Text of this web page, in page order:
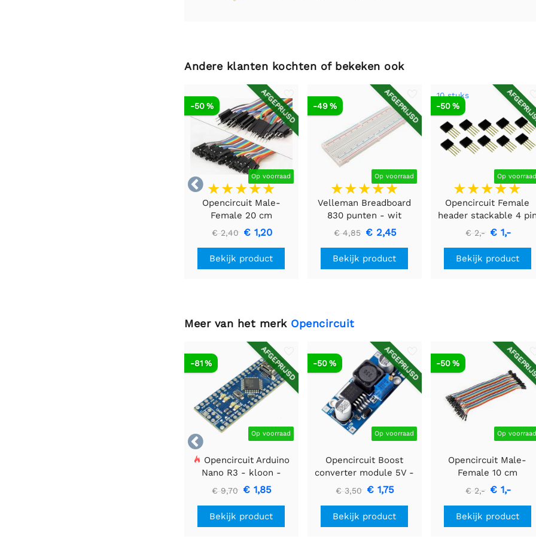
Andere klanten kochten of bekeken ook

AFGEPRIJSD
Op voorraad
-50 %
Opencircuit Male-
Female 20 cm
bandkabel 40 stuks
€ 2,40 € 1,20
Bekijk product
AFGEPRIJSD
Op voorraad
-49 %
Velleman Breadboard
830 punten - wit
€ 4,85 € 2,45
Bekijk product
10 stuks
Op
-50 %
Opencircuit Female
header stackable 4
- 10 stuks
€ 2,- € 1,-
Bekijk product
Meer van het merk Opencircuit

AFGEPRIJSD
Op voorraad
-81 %
Opencircuit Arduino
Nano R3 - kloon -
zonder headers
€ 9,70 € 1,85
Bekijk product
AFGEPRIJSD
Op voorraad
-50 %
Opencircuit Boost
converter module 5V -
35V XL6009
€ 3,50 € 1,75
Bekijk product
Op
-50 %
Opencircuit Male-
Female 10 cm
bandkabel 40 stuks
€ 2,- € 1,-
Bekijk product